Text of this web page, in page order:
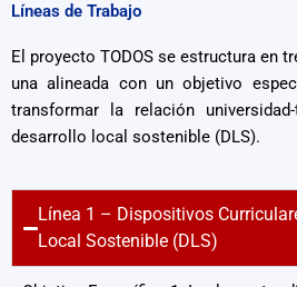
Líneas de Trabajo
El proyecto TODOS se estructura en
una alineada con un objetivo
transformar la relación
desarrollo local sostenible (DLS).
Línea 1 – Dispositivos
Local Sostenible (DLS)